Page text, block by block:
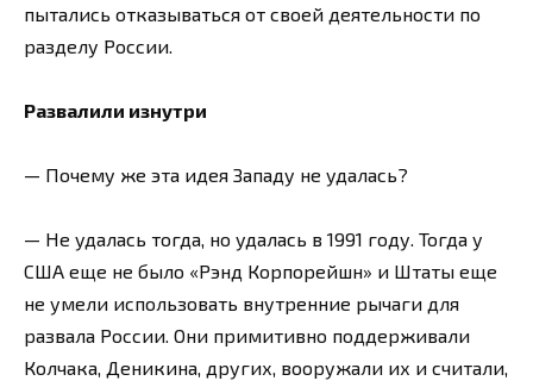
пытались отказываться от своей деятельности по
разделу России.
Развалили изнутри
— Почему же эта идея Западу не удалась?
— Не удалась тогда, но удалась в 1991 году. Тогда у
США еще не было «Рэнд Корпорейшн» и Штаты еще
не умели использовать внутренние рычаги для
развала России. Они примитивно поддерживали
Колчака, Деникина, других, вооружали их и считали,